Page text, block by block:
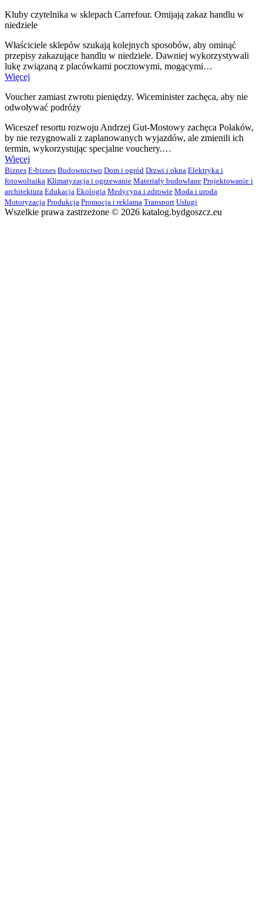
Kluby czytelnika w sklepach Carrefour. Omijają zakaz handlu w
niedziele
Właściciele sklepów szukają kolejnych sposobów, aby ominąć
przepisy zakazujące handlu w niedziele. Dawniej wykorzystywali
lukę związaną z placówkami pocztowymi, mogącymi…
Więcej
Voucher zamiast zwrotu pieniędzy. Wiceminister zachęca, aby nie
odwoływać podróży
Wiceszef resortu rozwoju Andrzej Gut-Mostowy zachęca Polaków,
by nie rezygnowali z zaplanowanych wyjazdów, ale zmienili ich
termin, wykorzystując specjalne vouchery.…
Więcej
Biznes E-biznes Budownictwo Dom i ogród Drzwi i okna Elektryka i
fotowoltaika Klimatyzacja i ogrzewanie Materiały budowlane Projektowanie i
architektura Edukacja Ekologia Medycyna i zdrowie Moda i uroda
Motoryzacja Produkcja Promocja i reklama Transport Usługi
Wszelkie prawa zastrzeżone © 2026 katalog.bydgoszcz.eu